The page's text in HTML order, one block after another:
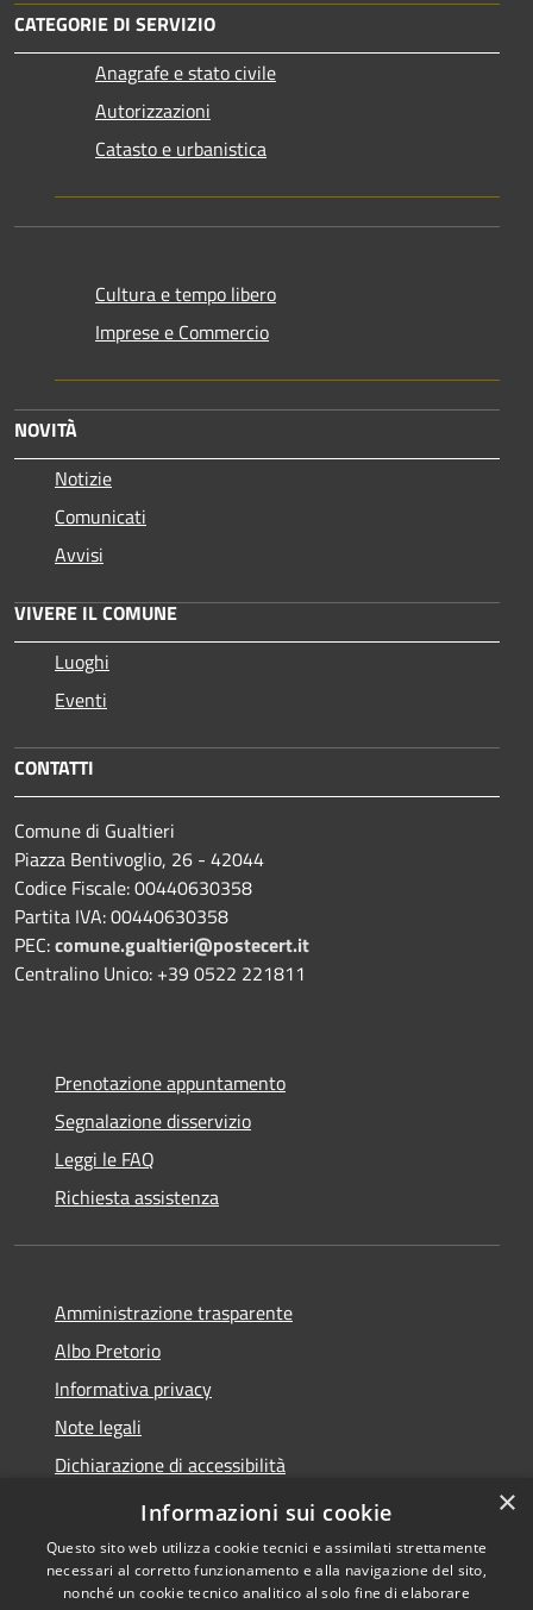
CATEGORIE DI SERVIZIO
Anagrafe e stato civile
Autorizzazioni
Catasto e urbanistica
Cultura e tempo libero
Imprese e Commercio
NOVITÀ
Notizie
Comunicati
Avvisi
VIVERE IL COMUNE
Luoghi
Eventi
CONTATTI
Comune di Gualtieri
Piazza Bentivoglio, 26 - 42044
Codice Fiscale: 00440630358
Partita IVA: 00440630358
PEC:comune.gualtieri@postecert.it
Centralino Unico: +39 0522 221811
Prenotazione appuntamento
Segnalazione disservizio
Leggi le FAQ
Richiesta assistenza
Amministrazione trasparente
Albo Pretorio
Informativa privacy
Note legali
Dichiarazione di accessibilità
Piano di miglioramento del sito
×
Informazioni sui cookie
Questo sito web utilizza cookie tecnici e assimilati strettamente
necessari al corretto funzionamento e alla navigazione del sito,
nonché un cookie tecnico analitico al solo fine di elaborare